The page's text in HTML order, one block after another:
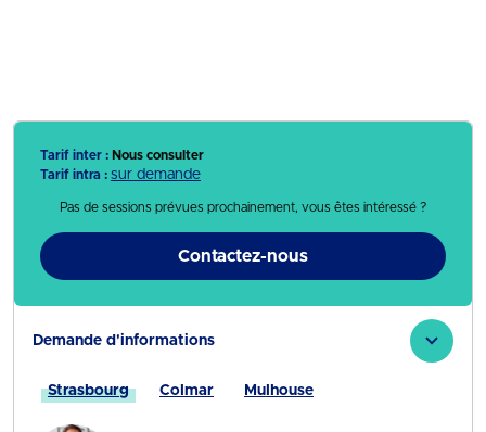
Tarif inter : Nous consulter
Tarif intra : sur demande
Pas de sessions prévues prochainement, vous êtes intéressé ?
Contactez-nous
Demande d'informations
Strasbourg Colmar Mulhouse